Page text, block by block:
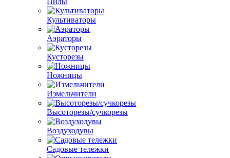
Культиваторы
Аэраторы
Кусторезы
Ножницы
Измельчители
Высоторезы/сучкорезы
Воздуходувы
Садовые тележки